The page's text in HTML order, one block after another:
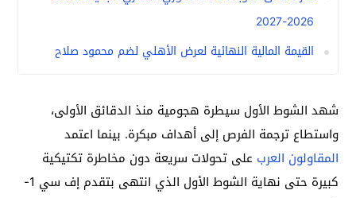
2026-2027
القيمة المالية النهائية لعرض الأهلي لضم محمود صلاح
شهد الشوط الأول سيطرة هجومية منذ الدقائق الأولى،
واستطاع ترجمة الفرص إلى أهداف مبكرة. بينما اعتمد
المقاولون العرب على تحولات سريعة دون مخاطرة تكتيكية
كبيرة حتى نهاية الشوط الأول الذي انتهى بتقدم إف سي 1-